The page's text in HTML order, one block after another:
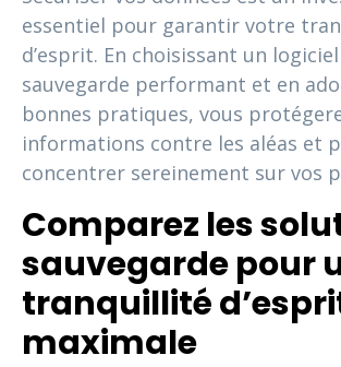
essentiel pour garantir votre
d’esprit. En choisissant un
sauvegarde performant et en
bonnes pratiques, vous
informations contre les aléas et
concentrer sereinement sur vos
Comparez les
sauvegarde pour
tranquillité
maximale